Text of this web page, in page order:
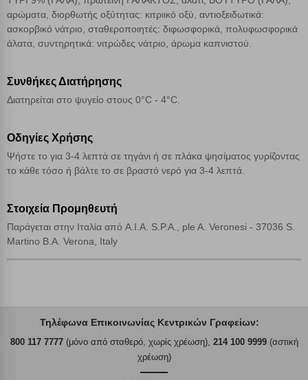
αρώματα, διορθωτής οξύτητας: κιτριικό οξύ, αντιοξειδωτικά:
ασκορβικό νάτριο, σταθεροποιητές: διφωσφορικά, πολυφωσφορικά
άλατα, συντηρητικά: νιτρώδες νάτριο, άρωμα καπνιστού.
Συνθήκες Διατήρησης
Διατηρείται στο ψυγείο στους 0°C - 4°C.
Οδηγίες Χρήσης
Ψήστε το για 3-4 λεπτά σε τηγάνι ή σε πλάκα ψησίματος γυρίζοντας
το κάθε τόσο ή βάλτε το σε βραστό νερό για 3-4 λεπτά.
Στοιχεία Προμηθευτή
Παράγεται στην Ιταλία από A.I.A. S.P.A., ple A. Veronesi - 37036 S.
Martino B.A. Verona, Italy
Τηλέφωνα Επικοινωνίας Κεντρικών Γραφείων:
800 117 7777(μόνο από σταθερό, χωρίς χρέωση), 214 100 9999(αστική
χρέωση)
Αποδοχή όλων